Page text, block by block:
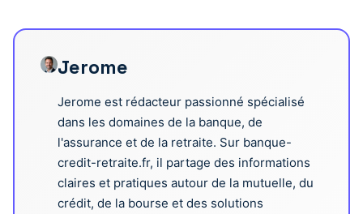
Jerome
Jerome est rédacteur passionné spécialisé
dans les domaines de la banque, de
l'assurance et de la retraite. Sur banque-
credit-retraite.fr, il partage des informations
claires et pratiques autour de la mutuelle, du
crédit, de la bourse et des solutions